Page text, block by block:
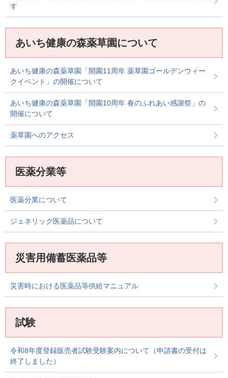
す
あいち健康の森薬草園について
あいち健康の森薬草園「開園11周年 薬草園ゴールデンウィー
クイベント」の開催について
あいち健康の森薬草園「開園10周年 春のふれあい感謝祭」の
開催について
薬草園へのアクセス
医薬分業等
医薬分業について
ジェネリック医薬品について
災害用備蓄医薬品等
災害時における医薬品等供給マニュアル
試験
令和8年度登録販売者試験受験案内について（申請書の受付は
終了しました）